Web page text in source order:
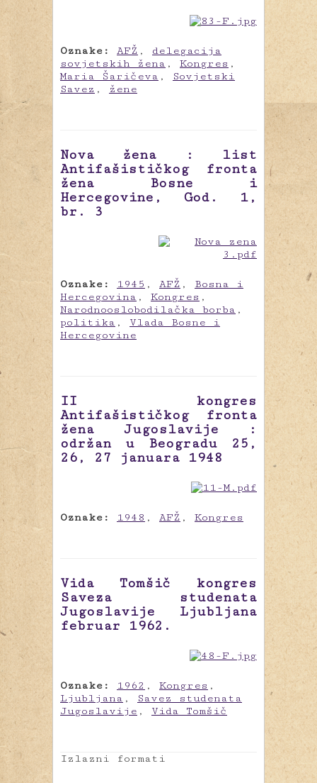
Oznake: AFŽ , delegacija
sovjetskih žena , Kongres ,
Maria Šaričeva ,
Sovjetski
Savez , žene
Nova žena : list
Antifašističkog fronta
žena Bosne i
Hercegovine, God. 1,
br. 3
Oznake: 1945 , AFŽ , Bosna i
Hercegovina , Kongres ,
Narodnooslobodilačka borba ,
politika , Vlada Bosne i
Hercegovine
II kongres
Antifašističkog fronta
žena Jugoslavije :
održan u Beogradu 25,
26, 27 januara 1948
Oznake: 1948 , AFŽ , Kongres
Vida Tomšič kongres
Saveza studenata
Jugoslavije Ljubljana
februar 1962.
Oznake: 1962 , Kongres ,
Ljubljana ,
Savez studenata
Jugoslavije , Vida Tomšič
Izlazni formati